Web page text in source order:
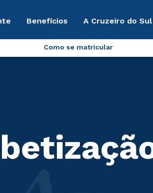
Benefícios A Cruzeiro do
Como se matricular